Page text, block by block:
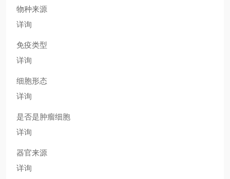
物种来源
详询
免疫类型
详询
细胞形态
详询
是否是肿瘤细胞
详询
器官来源
详询